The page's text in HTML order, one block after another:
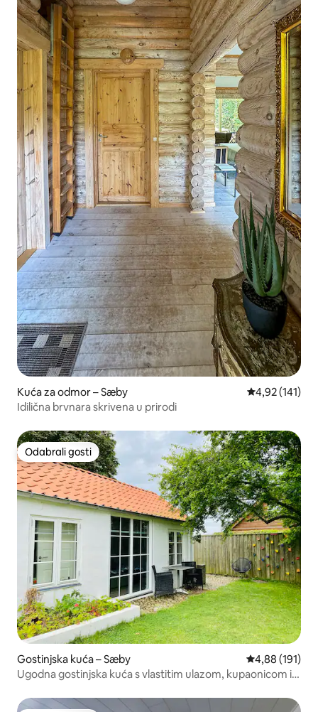
Kuća za odmor – Sæby Prosječna
4,92 (141)
Idilična brvnara skrivena u prirodi
Odabrali gosti
Odabrali gosti
Gostinjska kuća – Sæby Prosječna
4,88 (191)
Ugodna gostinjska kuća s vlastitim ulazom, kupaonicom i